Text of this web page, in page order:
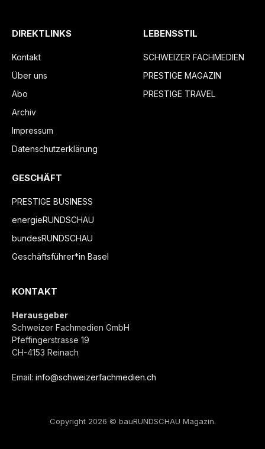
DIREKTLINKS
Kontakt
Über uns
Abo
Archiv
Impressum
Datenschutzerklärung
LEBENSSTIL
SCHWEIZER FACHMEDIEN
PRESTIGE MAGAZIN
PRESTIGE TRAVEL
GESCHÄFT
PRESTIGE BUSINESS
energieRUNDSCHAU
bundesRUNDSCHAU
Geschäftsführer*in Basel
KONTAKT
Herausgeber
Schweizer Fachmedien GmbH
Pfeffingerstrasse 19
CH-4153 Reinach
Email: info@schweizerfachmedien.ch
Copyright 2026 © bauRUNDSCHAU Magazin.